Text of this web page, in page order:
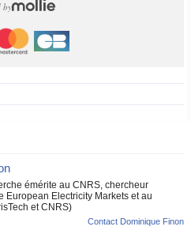
by
émérite au CNRS, chercheur
European Electricity Markets et au
et CNRS)
Contact Dominique Finon